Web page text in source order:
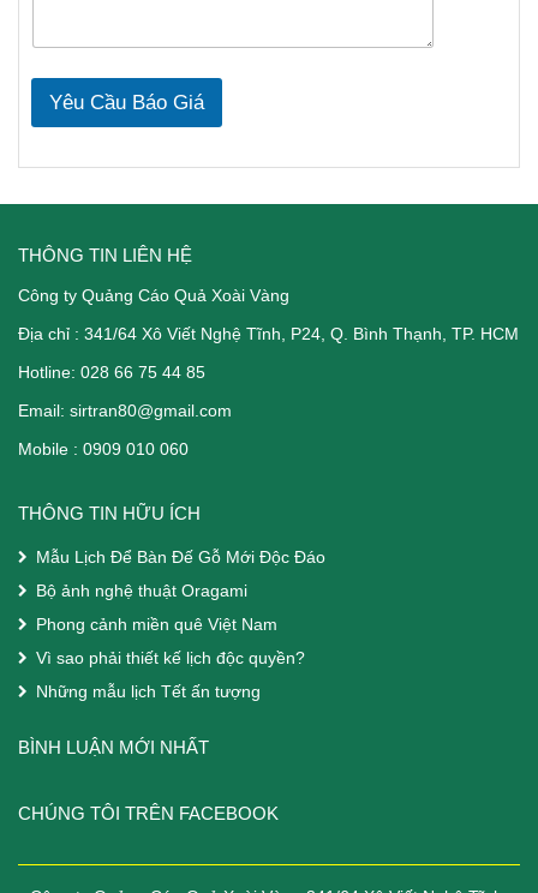
Yêu Cầu Báo Giá
THÔNG TIN LIÊN HỆ
Công ty Quảng Cáo Quả Xoài Vàng
Địa chỉ : 341/64 Xô Viết Nghệ Tĩnh, P24, Q. Bình Thạnh, TP. HCM
Hotline: 028 66 75 44 85
Email: sirtran80@gmail.com
Mobile : 0909 010 060
THÔNG TIN HỮU ÍCH
Mẫu Lịch Để Bàn Đế Gỗ Mới Độc Đáo
Bộ ảnh nghệ thuật Oragami
Phong cảnh miền quê Việt Nam
Vì sao phải thiết kế lịch độc quyền?
Những mẫu lịch Tết ấn tượng
BÌNH LUẬN MỚI NHẤT
CHÚNG TÔI TRÊN FACEBOOK